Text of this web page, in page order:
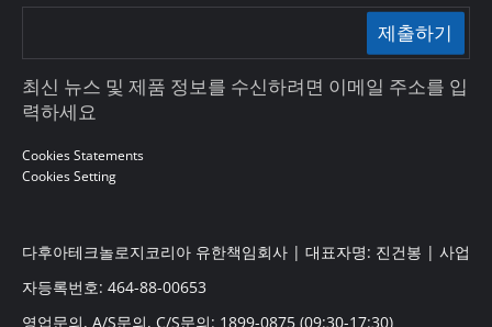
제출하기
최신 뉴스 및 제품 정보를 수신하려면 이메일 주소를 입
력하세요
Cookies Statements
Cookies Setting
다후아테크놀로지코리아 유한책임회사 | 대표자명: 진건봉 | 사업
자등록번호: 464-88-00653
영업문의, A/S문의, C/S문의: 1899-0875 (09:30-17:30)